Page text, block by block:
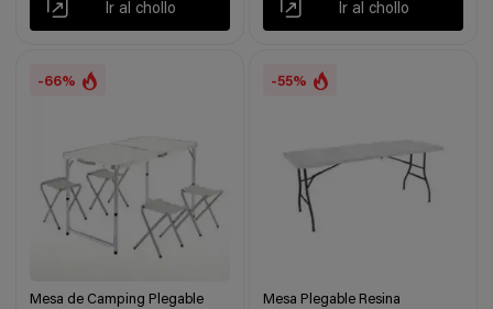
Ir al chollo Ir al chollo
-66%
Mesa de Camping Plegable
-55%
Mesa Plegable Resina